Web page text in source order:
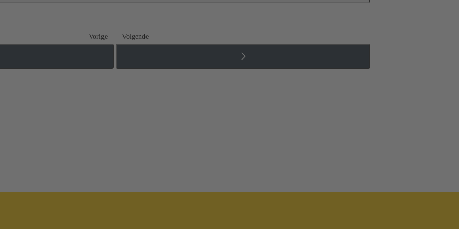
Vorige Volgende